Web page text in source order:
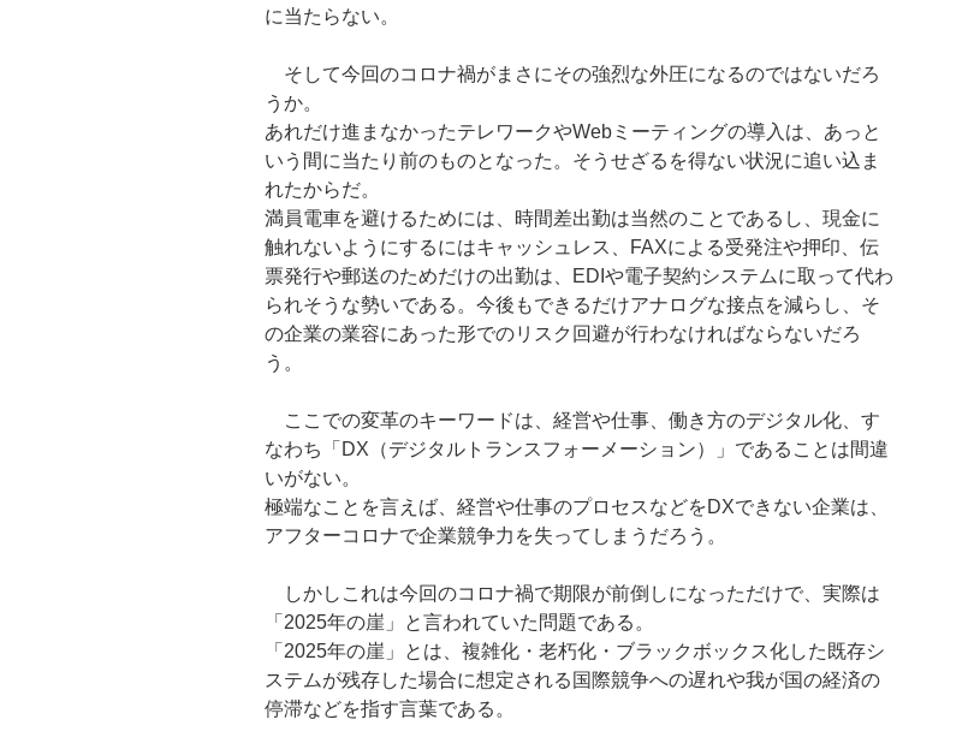
に当たらない。
そして今回のコロナ禍がまさにその強烈な外圧になるのではないだろ
うか。
あれだけ進まなかったテレワークやWebミーティングの導入は、あっと
いう間に当たり前のものとなった。そうせざるを得ない状況に追い込ま
れたからだ。
満員電車を避けるためには、時間差出勤は当然のことであるし、現金に
触れないようにするにはキャッシュレス、FAXによる受発注や押印、伝
票発行や郵送のためだけの出勤は、EDIや電子契約システムに取って代わ
られそうな勢いである。今後もできるだけアナログな接点を減らし、そ
の企業の業容にあった形でのリスク回避が行わなければならないだろ
う。
ここでの変革のキーワードは、経営や仕事、働き方のデジタル化、す
なわち「DX（デジタルトランスフォーメーション）」であることは間違
いがない。
極端なことを言えば、経営や仕事のプロセスなどをDXできない企業は、
アフターコロナで企業競争力を失ってしまうだろう。
しかしこれは今回のコロナ禍で期限が前倒しになっただけで、実際は
「2025年の崖」と言われていた問題である。
「2025年の崖」とは、複雑化・老朽化・ブラックボックス化した既存シ
ステムが残存した場合に想定される国際競争への遅れや我が国の経済の
停滞などを指す言葉である。